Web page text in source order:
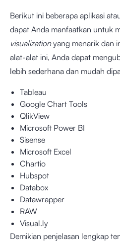
Berikut ini beberapa aplikasi
dapat Anda manfaatkan untuk
visualizationyang menarik dan
alat-alat ini, Anda dapat
lebih sederhana dan mudah
Tableau
Google Chart Tools
QlikView
Microsoft Power BI
Sisense
Microsoft Excel
Chartio
Hubspot
Databox
Datawrapper
RAW
Visual.ly
Demikian penjelasan lengkap